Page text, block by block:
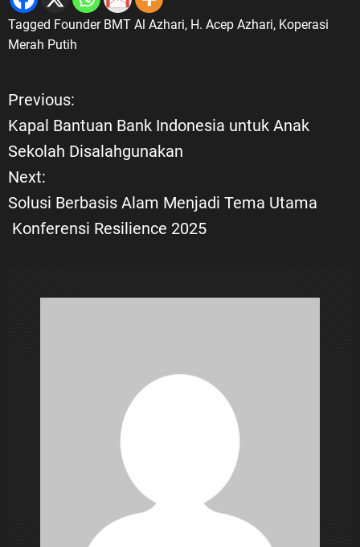
Tagged Founder BMT Al Azhari, H. Acep Azhari, Koperasi
Merah Putih
N
a
v
Previous:
Kapal Bantuan Bank Indonesia untuk Anak
Sekolah Disalahgunakan
Next:
Solusi Berbasis Alam Menjadi Tema Utama
Konferensi Resilience 2025